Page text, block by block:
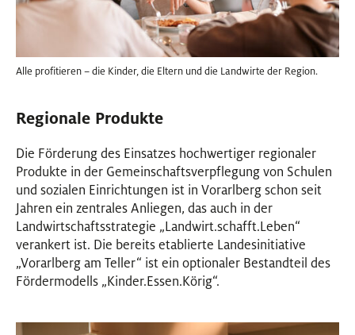
Alle profitieren – die Kinder, die Eltern und die Landwirte der Region.
Regionale Produkte
Die Förderung des Einsatzes hochwertiger regionaler
Produkte in der Gemeinschaftsverpflegung von Schulen
und sozialen Einrichtungen ist in Vorarlberg schon seit
Jahren ein zentrales Anliegen, das auch in der
Landwirtschaftsstrategie „Landwirt.schafft.Leben“
verankert ist. Die bereits etablierte Landesinitiative
„Vorarlberg am Teller“ ist ein optionaler Bestandteil des
Fördermodells „Kinder.Essen.Körig“.